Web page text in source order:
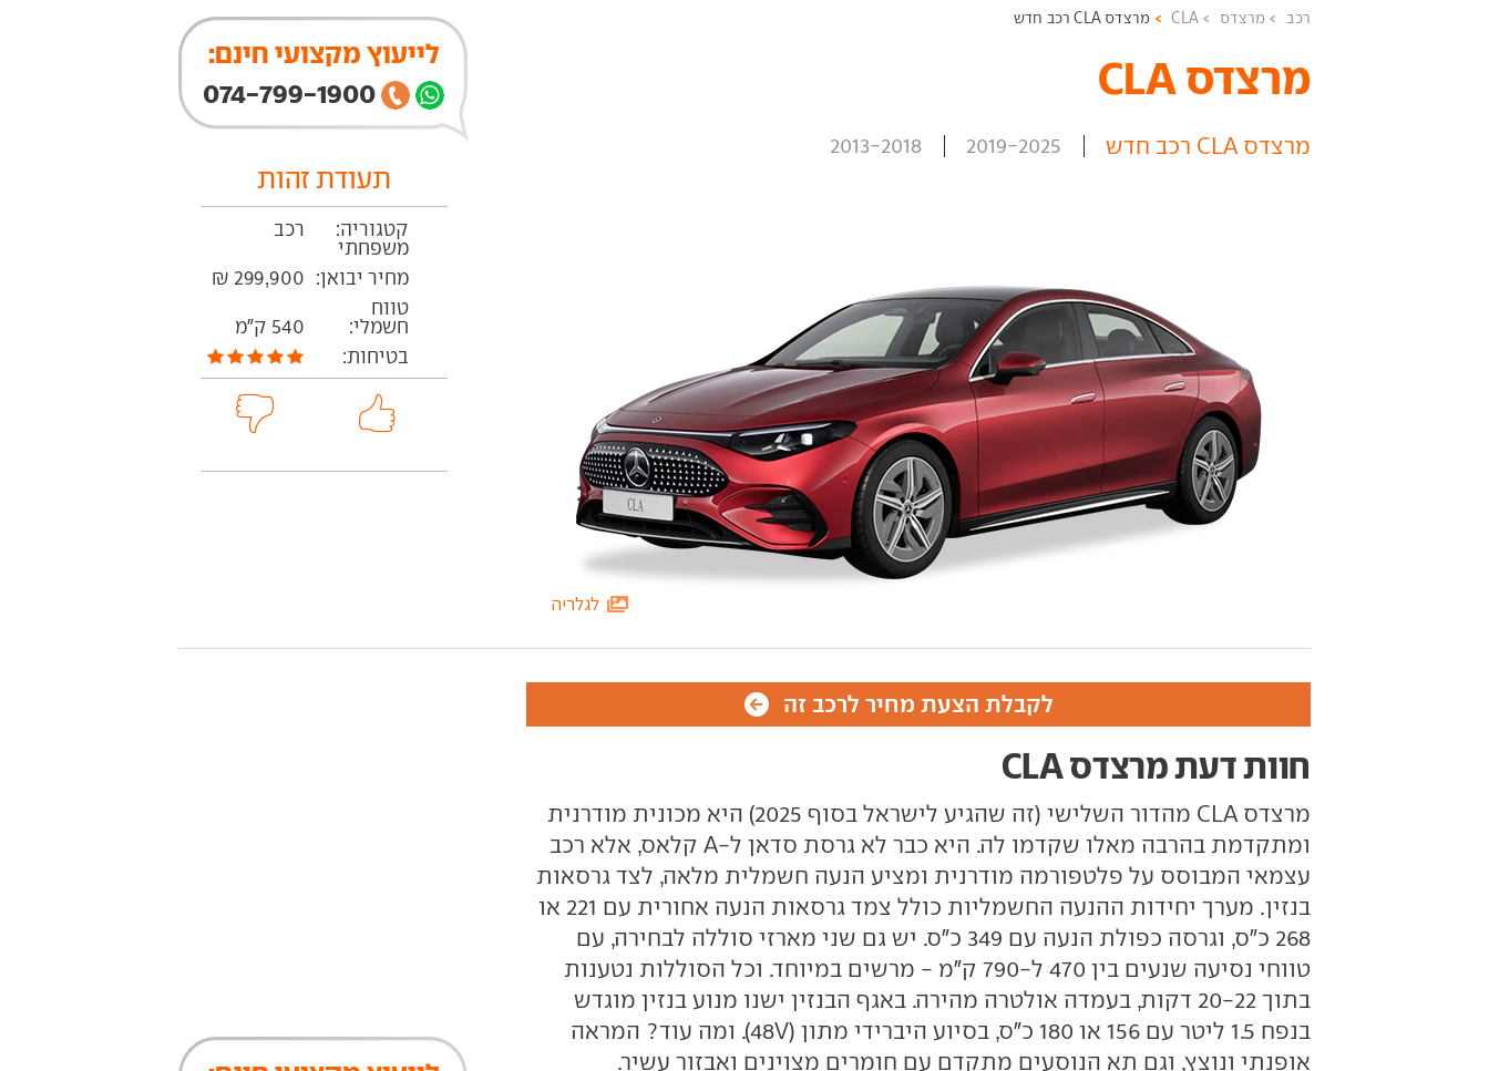
רכב מרצדס CLA מרצדס CLA רכב חדש
לייעוץ מקצועי חינם:
מרצדס CLA ‏
מרצדס CLA רכב חדש 2019-2025
2013-2018
לגלריה
תעודת זהות
קטגוריה: רכב
משפחתי
מחיר יבואן:
טווח
חשמלי:
בטיחות:
לקבלת הצעת מחיר לרכב זה
חוות דעת מרצדס CLA
מרצדס CLA מהדור השלישי (זה שהגיע לישראל בסוף 2025) היא מכונית מודרנית
ומתקדמת בהרבה מאלו שקדמו לה. היא כבר לא גרסת סדאן ל-A קלאס, אלא רכב
עצמאי המבוסס על פלטפורמה מודרנית ומציע הנעה חשמלית מלאה, לצד גרסאות
בנזין. מערך יחידות ההנעה החשמליות כולל צמד גרסאות הנעה אחורית עם 221 או
268 כ"ס, וגרסה כפולת הנעה עם 349 כ"ס. יש גם שני מארזי סוללה לבחירה, עם
טווחי נסיעה שנעים בין 470 ל-790 ק"מ - מרשים במיוחד. וכל הסוללות נטענות
בתוך 20-22 דקות, בעמדה אולטרה מהירה. באגף הבנזין ישנו מנוע בנזין מוגדש
בנפח 1.5 ליטר עם 156 או 180 כ"ס, בסיוע היברידי מתון (48V). ומה עוד? המראה
אופנתי ונוצץ, וגם תא הנוסעים מתקדם עם חומרים מצוינים ואבזור עשיר.